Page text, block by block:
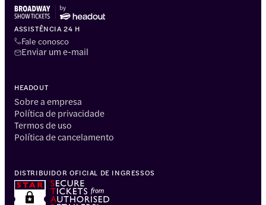
ASSISTÊNCIA 24 H
Fale conosco
Enviar um e-mail
HEADOUT
Sobre a empresa
Política de privacidade
Termos de uso
Política de cancelamento
DISTRIBUIDOR OFICIAL DE INGRESSOS